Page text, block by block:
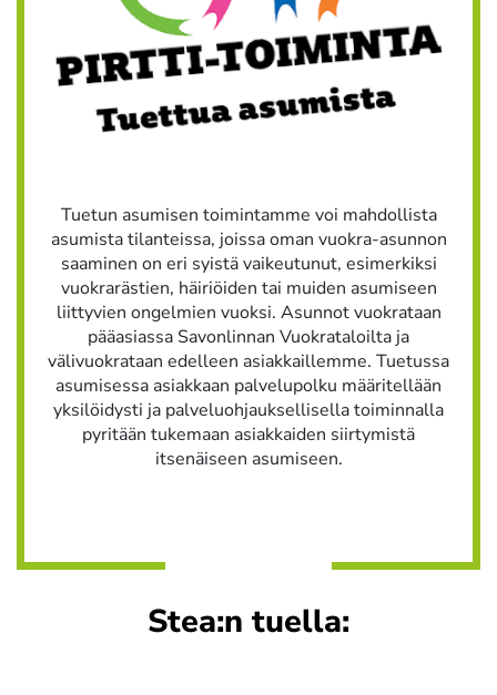
Tuetun asumisen toimintamme voi mahdollista
asumista tilanteissa, joissa oman vuokra-asunnon
saaminen on eri syistä vaikeutunut, esimerkiksi
vuokrarästien, häiriöiden tai muiden asumiseen
liittyvien ongelmien vuoksi. Asunnot vuokrataan
pääasiassa Savonlinnan Vuokrataloilta ja
välivuokrataan edelleen asiakkaillemme. Tuetussa
asumisessa asiakkaan palvelupolku määritellään
yksilöidysti ja palveluohjauksellisella toiminnalla
pyritään tukemaan asiakkaiden siirtymistä
itsenäiseen asumiseen.
Stea:n tuella: